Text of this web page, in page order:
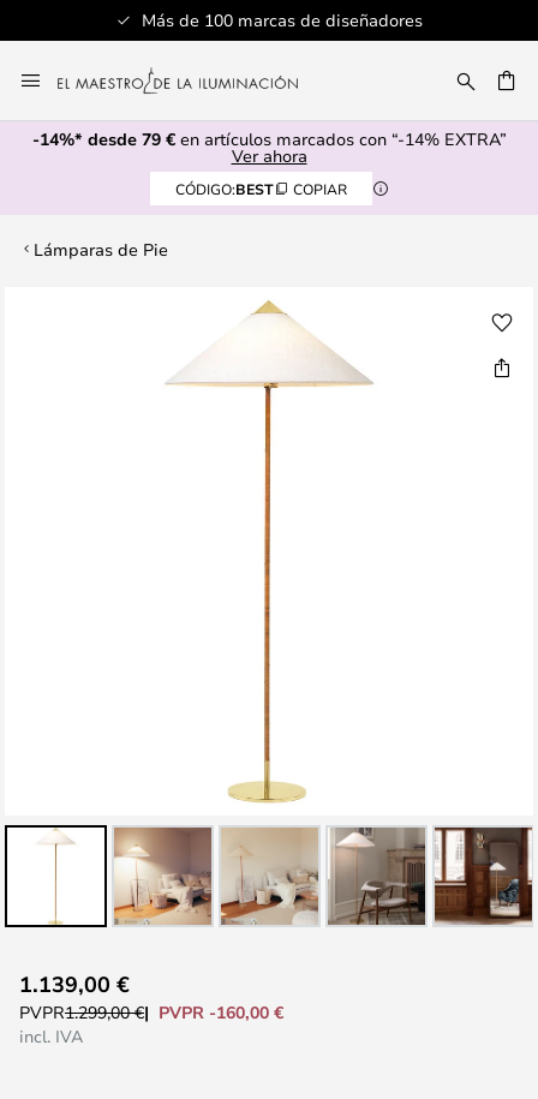
Más de 100 marcas de diseñadores
al
contenido
-14%* desde 79 €en artículos marcados con “-14% EXTRA”
Ver ahora
CÓDIGO:BEST COPIAR
Lámparas de Pie
comienzo
1.139,00 €
PVPR1.299,00 €
PVPR -160,00 €
incl. IVA